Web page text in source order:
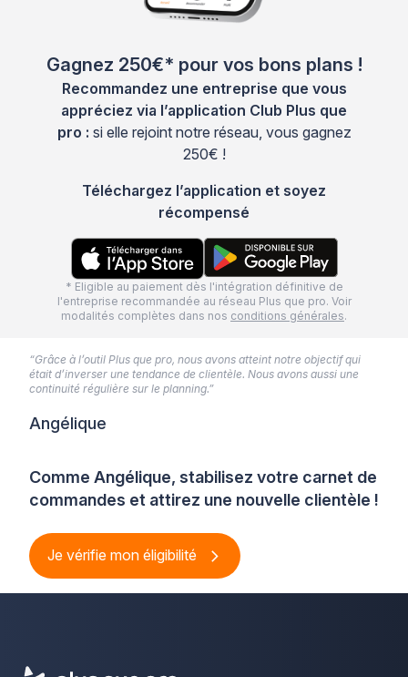
Gagnez 250€* pour vos bons plans !
Recommandez une entreprise que vous
appréciez via l’application Club Plus que
pro : si elle rejoint notre réseau, vous gagnez
250€ !
Téléchargez l’application et soyez
récompensé
* Eligible au paiement dès l'intégration définitive de
l'entreprise recommandée au réseau Plus que pro. Voir
modalités complètes dans nos conditions générales.
Comme Angélique, stabilisez votre carnet de
commandes et attirez une nouvelle clientèle !
Je vérifie mon éligibilité
“Grâce à l’outil Plus que pro, nous avons atteint notre objectif qui
était d’inverser une tendance de clientèle. Nous avons aussi une
continuité régulière sur le planning.”
Angélique